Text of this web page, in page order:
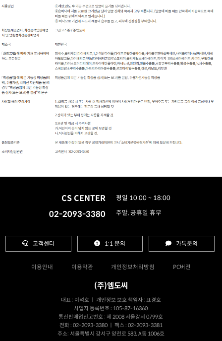
CS CENTER
02-2093-3380
평일 10:00 ~ 18:00
주말, 공휴일 휴무
고객센터 1:1 문의 카톡문의
이용안내 이용약관 개인정보처리방침 PC버전
(주)엠도씨
대표 : 이석호 ㅣ 개인정보 보호 책임자 : 표경호
사업자 등록번호 : 105-87-16360
통신판매업신고번호 : 제 2008 서울강서 0799호
전화 : 02-2093-3380 ㅣ 팩스 : 02-2093-3381
주소: 서울특별시 강서구 양천로 583, A동 1006호